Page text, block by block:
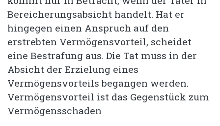
Bereicherungsabsicht handelt. Hat er
hingegen einen Anspruch auf den
erstrebten Vermögensvorteil, scheidet
eine Bestrafung aus. Die Tat muss in der
Absicht der Erzielung eines
Vermögensvorteils begangen werden.
Vermögensvorteil ist das Gegenstück zum
Vermögensschaden